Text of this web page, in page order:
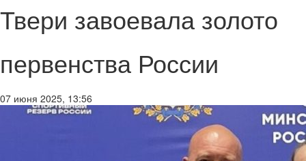
Твери завоевала золото
первенства России
07 июня 2025, 13:56